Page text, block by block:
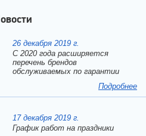
26 декабря 2019 г.
С 2020 года расширяется
перечень брендов
обслуживаемых по гарантии
Подробнее
17 декабря 2019 г.
График работ на праздники